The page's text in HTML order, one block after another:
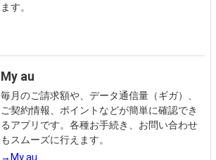
ます。
My au
毎月のご請求額や、データ通信量（ギガ）、
ご契約情報、ポイントなどが簡単に確認でき
るアプリです。各種お手続き、お問い合わせ
もスムーズに行えます。
→My au